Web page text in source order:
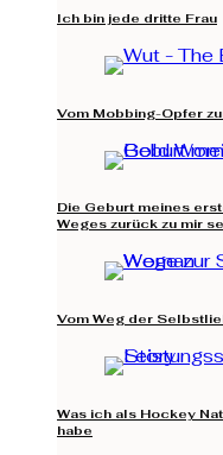
Ich bin jede dritte Frau
Vom Mobbing-Opfer
Die Geburt meines
Weges zurück zu mir
Vom Weg der
Was ich als Hockey
habe